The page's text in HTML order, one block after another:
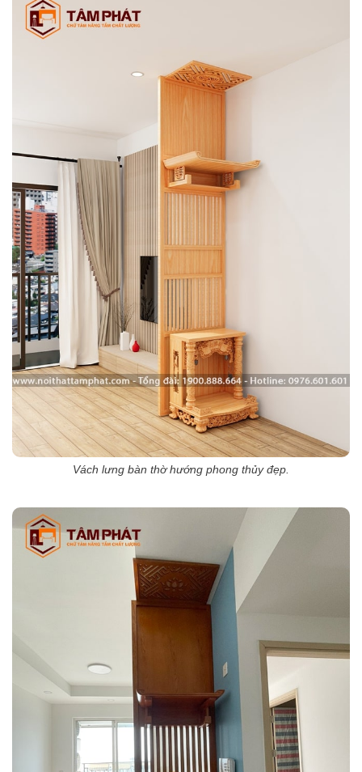
Vách lưng bàn thờ hướng phong thủy đẹp.